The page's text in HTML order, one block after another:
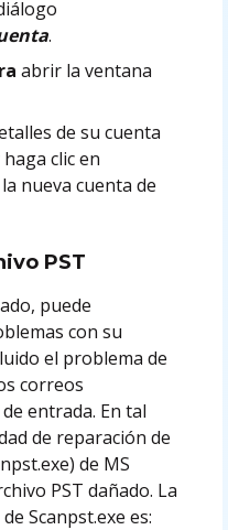
.
abrir la ventana
de su cuenta
clic en
nueva cuenta de
PST
puede
con su
el problema de
correos
entrada. En tal
de reparación de
de MS
PST dañado. La
Scanpst.exe es: